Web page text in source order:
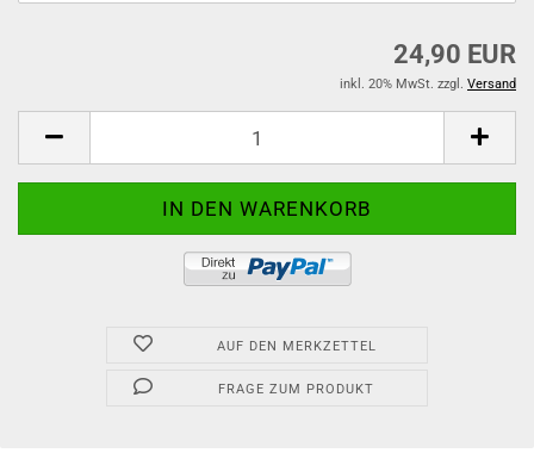
24,90 EUR
inkl. 20% MwSt. zzgl. Versand
AUF DEN MERKZETTEL
FRAGE ZUM PRODUKT